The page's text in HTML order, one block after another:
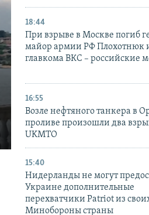
18:44
При взрыве в Москве погиб
майор армии РФ Плохотнюк
главкома ВКС – российские
16:55
Возле нефтяного танкера в
проливе произошли два
UKMTO
15:40
Нидерланды не могут
Украине дополнительные
перехватчики Patriot из
Минобороны страны